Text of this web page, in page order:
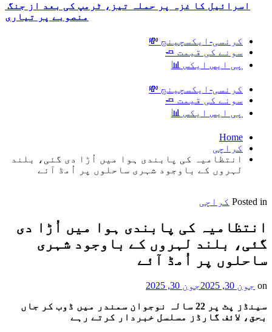
اسرائیل کا غزہ پر حملہ تیز، ٹرمپ کی بعد از جنگ
منصوبے پر تیاری
کرنسی-ایکسچینج 💸
سونے کی قیمت 🧈
پی ایس ایکس 📊
کرنسی-ایکسچینج 💸
سونے کی قیمت 🧈
پی ایس ایکس 📊
Home
کراچی
انتظامیہ کی پابندی ہوا میں اُڑا دی گئی، بلند
لہروں کے باوجود شہری ساحلوں پر اُمڈ آئے
Posted in کراچی
انتظامیہ کی پابندی ہوا میں اُڑا دی
گئی، بلند لہروں کے باوجود شہری
ساحلوں پر اُمڈ آئے
on جون 30, 2025
جون 30, 2025
سینڈز پٹ پر 22 سالہ نوجوان سمندر میں ڈوب کر جاں
بحق، لائف گارڈز مسلسل خبردار کرتے رہے